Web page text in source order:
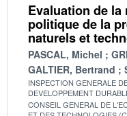
Evaluation de
politique de la
naturels et
PASCAL, Michel
GALTIER, Bertrand
INSPECTION GENERALE
DEVELOPPEMENT
CONSEIL GENERAL DE